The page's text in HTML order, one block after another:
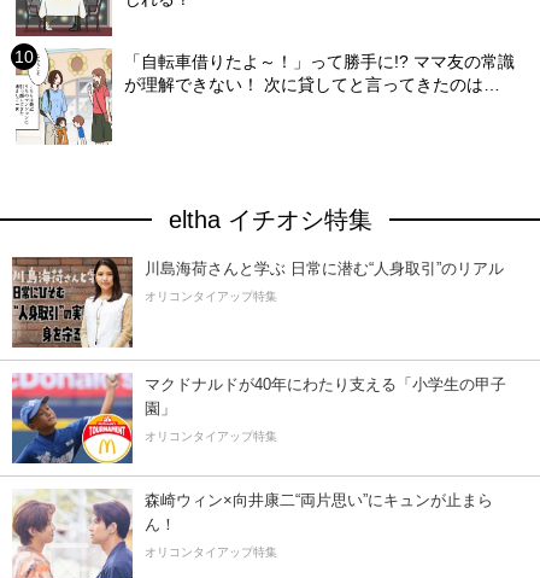
「自転車借りたよ～！」って勝手に!? ママ友の常識
が理解できない！ 次に貸してと言ってきたのは…
eltha イチオシ特集
川島海荷さんと学ぶ 日常に潜む“人身取引”のリアル
オリコンタイアップ特集
マクドナルドが40年にわたり支える「小学生の甲子
園」
オリコンタイアップ特集
森崎ウィン×向井康二“両片思い”にキュンが止まら
ん！
オリコンタイアップ特集